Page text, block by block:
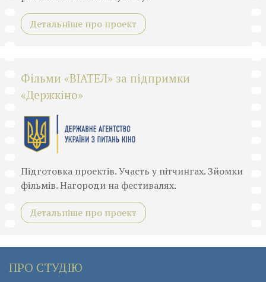
Детальніше про проект
Фільми «ВІАТЕЛ» за підпримки
«Держкіно»
Підготовка проектів. Участь у пітчингах. Зйомки
фільмів. Нагороди на фестивалях.
Детальніше про проект
ПРО СТУДІЮ